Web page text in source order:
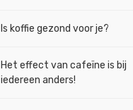
Is koffie gezond voor je?
Het effect van cafeïne is bij
iedereen anders!